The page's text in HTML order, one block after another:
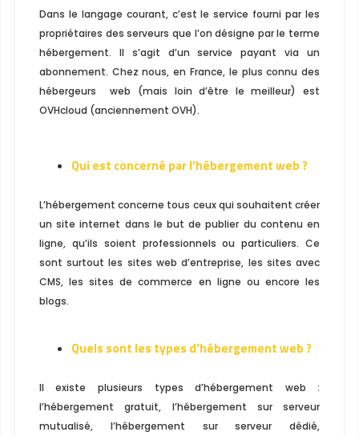
Dans le langage courant, c’est le service fourni par les
propriétaires des serveurs que l’on désigne par le terme
hébergement. Il s’agit d’un service payant via un
abonnement. Chez nous, en France, le plus connu des
hébergeurs web (mais loin d’être le meilleur) est
OVHcloud (anciennement OVH).
Qui est concerné par l’hébergement web ?
L’hébergement concerne tous ceux qui souhaitent créer
un site internet dans le but de publier du contenu en
ligne, qu’ils soient professionnels ou particuliers. Ce
sont surtout les sites web d’entreprise, les sites avec
CMS, les sites de commerce en ligne ou encore les
blogs.
Quels sont les types d’hébergement web ?
Il existe plusieurs types d’hébergement web :
l’hébergement gratuit, l’hébergement sur serveur
mutualisé, l’hébergement sur serveur dédié,